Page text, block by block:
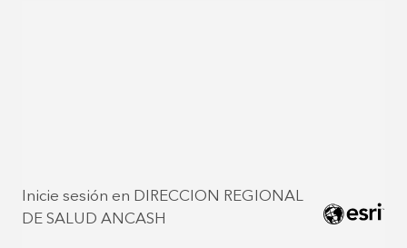
Inicie sesión en DIRECCION REGIONAL
DE SALUD ANCASH